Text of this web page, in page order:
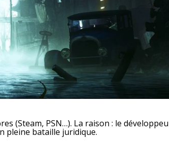
(Steam, PSN…). La raison : le
pleine bataille juridique.